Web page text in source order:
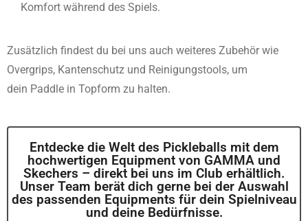
Komfort während des Spiels.
Zusätzlich findest du bei uns auch weiteres Zubehör wie
Overgrips, Kantenschutz und Reinigungstools, um
dein Paddle in Topform zu halten.
Entdecke die Welt des Pickleballs mit dem
hochwertigen Equipment von GAMMA und
Skechers – direkt bei uns im Club erhältlich.
Unser Team berät dich gerne bei der Auswahl
des passenden Equipments für dein Spielniveau
und deine Bedürfnisse.